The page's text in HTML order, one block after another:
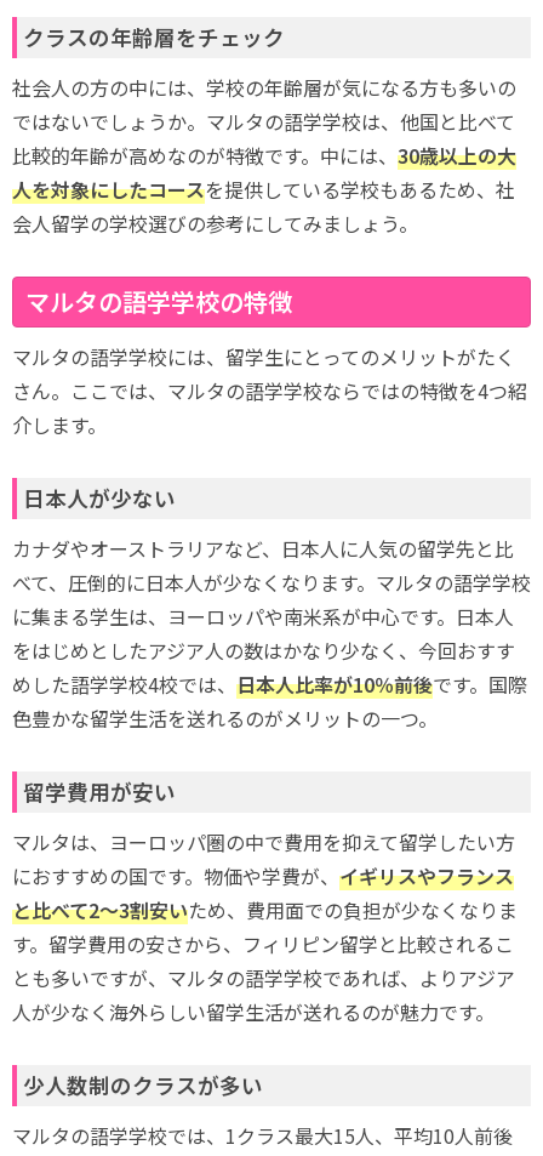
クラスの年齢層をチェック
社会人の方の中には、学校の年齢層が気になる方も多いの
ではないでしょうか。マルタの語学学校は、他国と比べて
比較的年齢が高めなのが特徴です。中には、 30歳以上の大
人を対象にしたコースを提供している学校もあるため、社
会人留学の学校選びの参考にしてみましょう。
マルタの語学学校の特徴
マルタの語学学校には、留学生にとってのメリットがたく
さん。ここでは、マルタの語学学校ならではの特徴を4つ紹
介します。
日本人が少ない
カナダやオーストラリアなど、日本人に人気の留学先と比
べて、圧倒的に日本人が少なくなります。マルタの語学学校
に集まる学生は、ヨーロッパや南米系が中心です。日本人
をはじめとしたアジア人の数はかなり少なく、今回おすす
めした語学学校4校では、 日本人比率が10％前後です。国際
色豊かな留学生活を送れるのがメリットの一つ。
留学費用が安い
マルタは、ヨーロッパ圏の中で費用を抑えて留学したい方
におすすめの国です。物価や学費が、 イギリスやフランス
と比べて2～3割安いため、費用面での負担が少なくなりま
す。留学費用の安さから、フィリピン留学と比較されるこ
とも多いですが、マルタの語学学校であれば、よりアジア
人が少なく海外らしい留学生活が送れるのが魅力です。
少人数制のクラスが多い
マルタの語学学校では、1クラス最大15人、平均10人前後